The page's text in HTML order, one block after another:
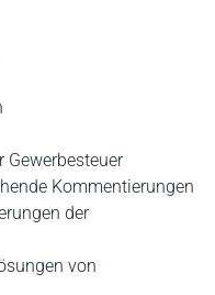
Gewerbesteuer
Kommentierungen
der
von